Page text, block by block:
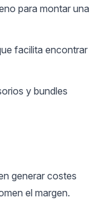
para montar una
facilita encontrar
y bundles
generar costes
el margen.